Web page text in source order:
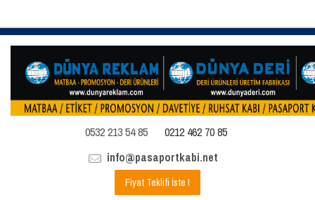
0532 213 54 85
0212 462 70 85
info@pasaportkabi.net
Fiyat Teklifi İste !